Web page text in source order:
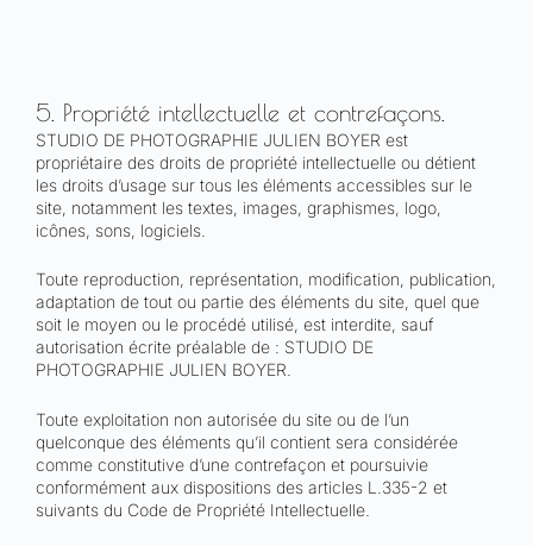
5. Propriété intellectuelle et contrefaçons.
STUDIO DE PHOTOGRAPHIE JULIEN BOYER est
propriétaire des droits de propriété intellectuelle ou détient
les droits d’usage sur tous les éléments accessibles sur le
site, notamment les textes, images, graphismes, logo,
icônes, sons, logiciels.
Toute reproduction, représentation, modification, publication,
adaptation de tout ou partie des éléments du site, quel que
soit le moyen ou le procédé utilisé, est interdite, sauf
autorisation écrite préalable de : STUDIO DE
PHOTOGRAPHIE JULIEN BOYER.
Toute exploitation non autorisée du site ou de l’un
quelconque des éléments qu’il contient sera considérée
comme constitutive d’une contrefaçon et poursuivie
conformément aux dispositions des articles L.335-2 et
suivants du Code de Propriété Intellectuelle.